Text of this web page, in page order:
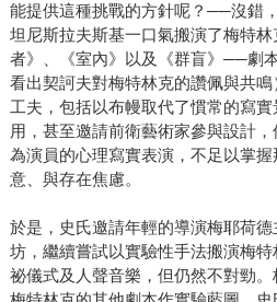
能提供這種挑戰的方針呢？──沒錯
坦尼斯拉夫斯基一口氣搬演了梅特
者》、《室內》以及《群盲》──劇
看出契訶夫對梅特林克的讚佩與共
工夫，包括以布幔取代了慣常的寫
用，甚至邀請前衛藝術家參與設計
為演員的心理寫實表演，不足以掌
意、與存在焦慮。
於是，史氏邀請年輕的導演梅耶荷
坊，繼續嘗試以實驗性手法搬演梅
祕儀式及人聲音樂，但仍然不對勁